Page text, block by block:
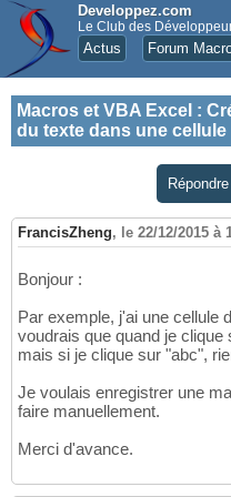
Developpez.com
Le Club des
Actus Forum
Macros et VBA Excel :
du texte dans une cellule
FrancisZheng, le 22/12/2015 à
Bonjour :
Par exemple, j'ai une cellule
voudrais que quand je
mais si je clique sur "abc",
Je voulais enregistrer une
faire manuellement.
Merci d'avance.